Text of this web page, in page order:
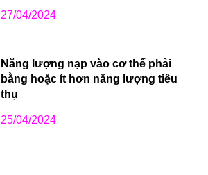
27/04/2024
Năng lượng nạp vào cơ thể phải
bằng hoặc ít hơn năng lượng tiêu
thụ
25/04/2024